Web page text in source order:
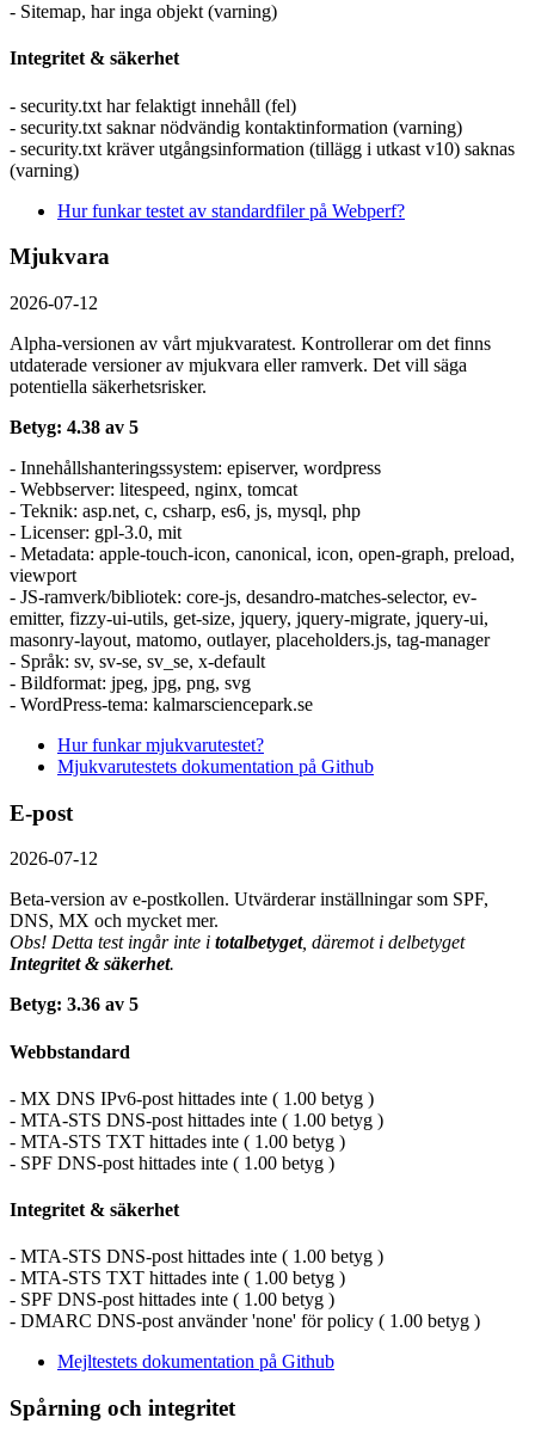
- Sitemap, har inga objekt (varning)
Integritet & säkerhet
- security.txt har felaktigt innehåll (fel)
- security.txt saknar nödvändig kontaktinformation (varning)
- security.txt kräver utgångsinformation (tillägg i utkast v10) saknas
(varning)
Hur funkar testet av standardfiler på Webperf?
Mjukvara
2026-07-12
Alpha-versionen av vårt mjukvaratest. Kontrollerar om det finns
utdaterade versioner av mjukvara eller ramverk. Det vill säga
potentiella säkerhetsrisker.
Betyg: 4.38 av 5
- Innehållshanteringssystem: episerver, wordpress
- Webbserver: litespeed, nginx, tomcat
- Teknik: asp.net, c, csharp, es6, js, mysql, php
- Licenser: gpl-3.0, mit
- Metadata: apple-touch-icon, canonical, icon, open-graph, preload,
viewport
- JS-ramverk/bibliotek: core-js, desandro-matches-selector, ev-
emitter, fizzy-ui-utils, get-size, jquery, jquery-migrate, jquery-ui,
masonry-layout, matomo, outlayer, placeholders.js, tag-manager
- Språk: sv, sv-se, sv_se, x-default
- Bildformat: jpeg, jpg, png, svg
- WordPress-tema: kalmarsciencepark.se
Hur funkar mjukvarutestet?
Mjukvarutestets dokumentation på Github
E-post
2026-07-12
Beta-version av e-postkollen. Utvärderar inställningar som SPF,
DNS, MX och mycket mer.
Obs! Detta test ingår inte i totalbetyget, däremot i delbetyget
Integritet & säkerhet.
Betyg: 3.36 av 5
Webbstandard
- MX DNS IPv6-post hittades inte ( 1.00 betyg )
- MTA-STS DNS-post hittades inte ( 1.00 betyg )
- MTA-STS TXT hittades inte ( 1.00 betyg )
- SPF DNS-post hittades inte ( 1.00 betyg )
Integritet & säkerhet
- MTA-STS DNS-post hittades inte ( 1.00 betyg )
- MTA-STS TXT hittades inte ( 1.00 betyg )
- SPF DNS-post hittades inte ( 1.00 betyg )
- DMARC DNS-post använder 'none' för policy ( 1.00 betyg )
Mejltestets dokumentation på Github
Spårning och integritet